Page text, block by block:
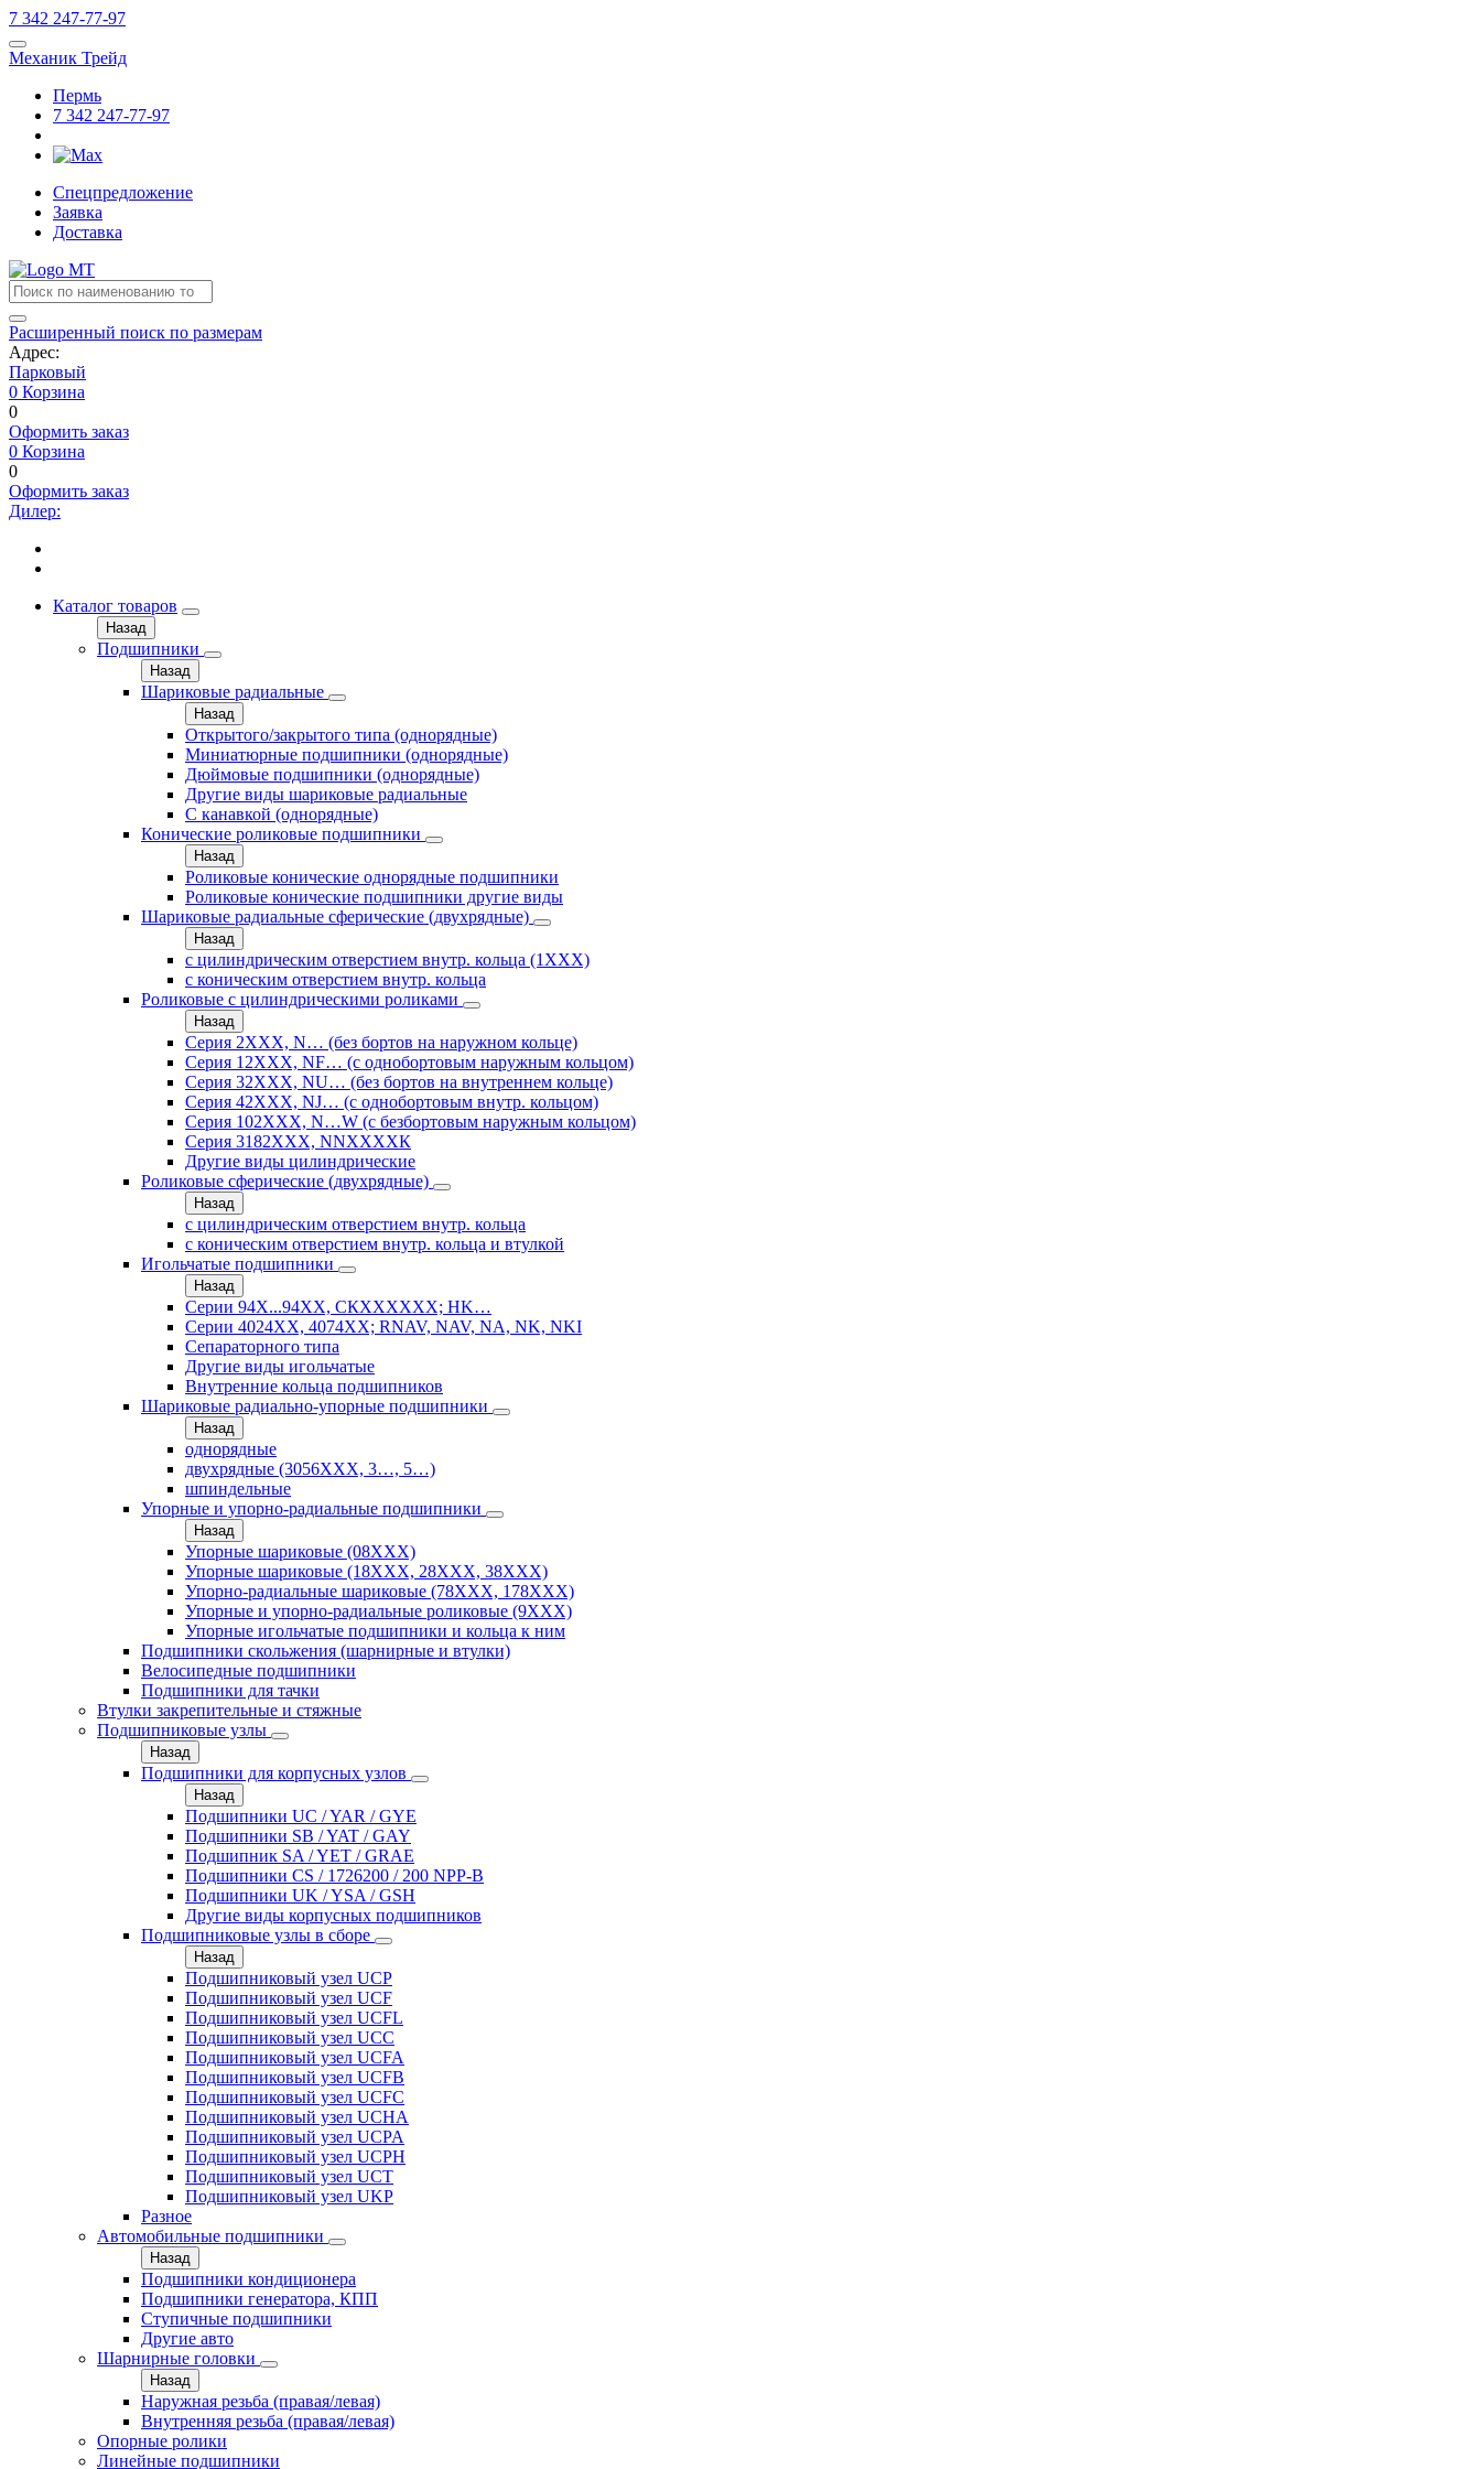
7 342 247-77-97
Механик Трейд
Пермь
7 342 247-77-97
Спецпредложение
Заявка
Доставка
Расширенный поиск по размерам
Адрес:
Парковый
0 Корзина
0
Оформить заказ
0 Корзина
0
Оформить заказ
Дилер:
Каталог товаров
Назад
Подшипники
Назад
Шариковые радиальные
Назад
Открытого/закрытого типа (однорядные)
Миниатюрные подшипники (однорядные)
Дюймовые подшипники (однорядные)
Другие виды шариковые радиальные
С канавкой (однорядные)
Конические роликовые подшипники
Назад
Роликовые конические однорядные подшипники
Роликовые конические подшипники другие виды
Шариковые радиальные сферические (двухрядные)
Назад
с цилиндрическим отверстием внутр. кольца (1ХХХ)
с коническим отверстием внутр. кольца
Роликовые с цилиндрическими роликами
Назад
Серия 2ХХХ, N… (без бортов на наружном кольце)
Серия 12ХХХ, NF… (с однобортовым наружным кольцом)
Серия 32ХХХ, NU… (без бортов на внутреннем кольце)
Серия 42ХХХ, NJ… (с однобортовым внутр. кольцом)
Серия 102ХХХ, N…W (с безбортовым наружным кольцом)
Серия 3182ХХХ, NNХХХХК
Другие виды цилиндрические
Роликовые сферические (двухрядные)
Назад
с цилиндрическим отверстием внутр. кольца
с коническим отверстием внутр. кольца и втулкой
Игольчатые подшипники
Назад
Серии 94Х...94ХХ, СКХХХХХХ; HK…
Серии 4024ХХ, 4074ХХ; RNAV, NAV, NA, NK, NKI
Сепараторного типа
Другие виды игольчатые
Внутренние кольца подшипников
Шариковые радиально-упорные подшипники
Назад
однорядные
двухрядные (3056ХХХ, 3…, 5…)
шпиндельные
Упорные и упорно-радиальные подшипники
Назад
Упорные шариковые (08XXX)
Упорные шариковые (18XXX, 28XXХ, 38ХХХ)
Упорно-радиальные шариковые (78XXX, 178ХХХ)
Упорные и упорно-радиальные роликовые (9ХХХ)
Упорные игольчатые подшипники и кольца к ним
Подшипники скольжения (шарнирные и втулки)
Велосипедные подшипники
Подшипники для тачки
Втулки закрепительные и стяжные
Подшипниковые узлы
Назад
Подшипники для корпусных узлов
Назад
Подшипники UC / YAR / GYE
Подшипники SB / YAT / GAY
Подшипник SA / YET / GRAE
Подшипники CS / 1726200 / 200 NPP-B
Подшипники UK / YSA / GSH
Другие виды корпусных подшипников
Подшипниковые узлы в сборе
Назад
Подшипниковый узел UCP
Подшипниковый узел UCF
Подшипниковый узел UCFL
Подшипниковый узел UCC
Подшипниковый узел UCFA
Подшипниковый узел UCFB
Подшипниковый узел UCFC
Подшипниковый узел UCHA
Подшипниковый узел UCPA
Подшипниковый узел UCPH
Подшипниковый узел UCT
Подшипниковый узел UKP
Разное
Автомобильные подшипники
Назад
Подшипники кондиционера
Подшипники генератора, КПП
Ступичные подшипники
Другие авто
Шарнирные головки
Назад
Наружная резьба (правая/левая)
Внутренняя резьба (правая/левая)
Опорные ролики
Линейные подшипники